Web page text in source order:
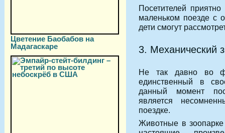
Цветение Баобабов на
Мадагаскаре
Посетителей
маленьком поезде с
дети смогут
3. Механический
Не так давно во
единственный в
данный момент
является
поездке.
Животные в